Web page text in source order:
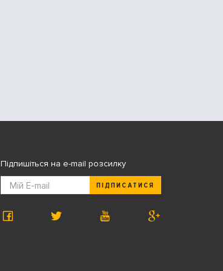
Підпишіться на e-mail розсилку
ПІДПИСАТИСЯ